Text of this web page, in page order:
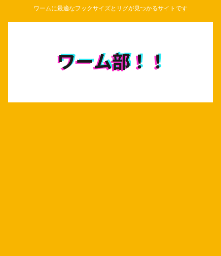
ワームに最適なフックサイズとリグが見つかるサイトです